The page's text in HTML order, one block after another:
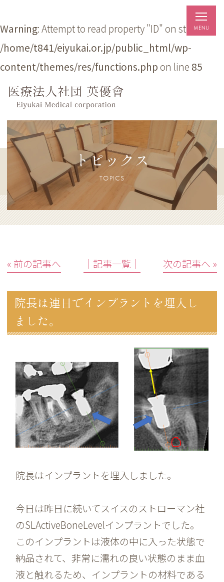
Warning: Attempt to read property "ID" on string in
/home/t841/eiyukai.or.jp/public_html/wp-
content/themes/res/functions.phpon line 85
トピックス
TOPICS
« 前の記事へ │記事一覧│ 次の記事へ »
院長は連日でインプラントを埋入し
ました。
院長はインプラントを埋入しました。
今日は昨日に続いてスイスのストローマン社
のSLActiveBoneLevelインプラントでした。
このインプラントは液体の中に入った状態で
納品されて、非常に濡れの良い状態のまま血
液と触れるため、インプラントの材料である